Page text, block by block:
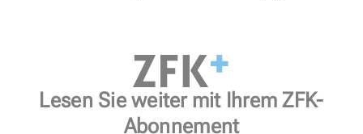
Lesen Sie weiter mit Ihrem ZFK-
Abonnement